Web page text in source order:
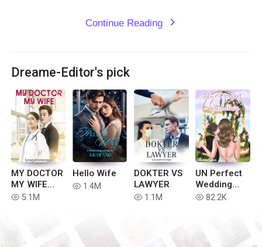
Continue Reading expand_more
Dreame-Editor's pick
MY DOCTOR
MY WIFE
(Indonesia)
read 5.1M
Hello Wife
read 1.4M
DOKTER VS
LAWYER
read 1.1M
UN Perfect
Wedding
[Indonesia]
read 82.2K